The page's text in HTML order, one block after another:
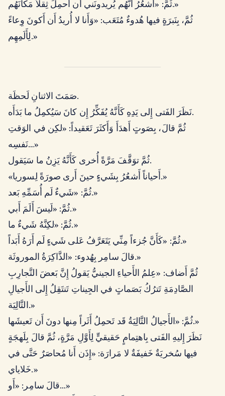
ثُمَّ: «أَشعُرُ أَنَّهُم يُريدونَني أَن أَحمِلَ ثِقلاً مَكانَهُم.»
ثُمَّ، بِنَبرَةٍ فيها هُدوءٌ مُتَعَب: «وَأَنا لا أُريدُ أَن أَكونَ وِعاءً
لِأَلَمِهِم.»
صَمَتَ الاثنانِ لَحظَة.
نَظَرَ الفَتى إِلى يَدِهِ كَأَنَّهُ يُفَكِّرُ إِن كانَ سَيُكمِلُ ما بَدَأَه.
ثُمَّ قالَ، بِصَوتٍ أَهدَأَ وَأَكثَرَ تَعَقيداً: «لكِن في الوَقتِ
نَفسِه…»
ثُمَّ توَقَّفَ مَرَّةً أُخرى كَأَنَّهُ يَزِنُ ما سَيَقول.
«أَحياناً أَشعُرُ بِشَيءٍ حينَ أَرى صورَةً لِسوريا.»
ثُمَّ: «شَيءٌ لَم أُسَمِّهِ بَعد.»
ثُمَّ: «لَيسَ أَلَمَ أَبي.»
ثُمَّ: «لكِنَّهُ شَيءٌ ما.»
ثُمَّ: «كَأَنَّ جُزءاً مِنِّي يَتَعَرَّفُ عَلى شَيءٍ لَم أَرَهُ أَبَداً.»
قالَ سامِر بِهُدوء: «الذَّاكِرَةُ الموروثَة.»
ثُمَّ أَضاف: «عِلمُ الأَحياءِ الجينيُّ يَقولُ إِنَّ بَعضَ التَّجارِبِ
الصَّادِمَةِ تَترُكُ بَصَماتٍ في الجِيناتِ تَنتَقِلُ إِلى الأَجيالِ
التَّالِيَة.»
ثُمَّ: «الأَجيالُ التَّالِيَةُ قَد تَحمِلُ أَثَراً مِنها دونَ أَن تَعيشَها.»
نَظَرَ إِليهِ الفَتى بِاهتِمامٍ حَقيقيٍّ لِأَوَّلِ مَرَّةٍ، ثُمَّ قالَ بِلَهجَةٍ
فيها سُخريَةٌ خَفيفَةٌ لا مَرارَة: «إِذَن أَنا مُحاصَرٌ حَتَّى في
خَلاياي.»
قالَ سامِر: «أَو…»